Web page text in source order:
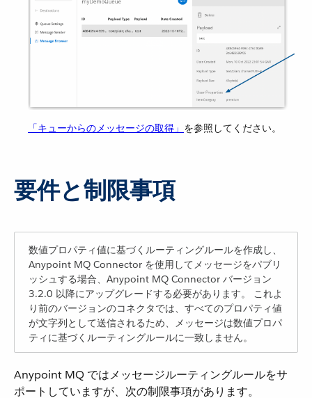
「キューからのメッセージの取得」 ​を参照してください。
要件と制限事項
数値プロパティ値に基づくルーティングルールを作成し、
Anypoint MQ Connector を使用してメッセージをパブリ
ッシュする場合、Anypoint MQ Connector バージョン
3.2.0 以降にアップグレードする必要があります。 これよ
り前のバージョンのコネクタでは、すべてのプロパティ値
が文字列として送信されるため、メッセージは数値プロパ
ティに基づくルーティングルールに一致しません。
Anypoint MQ ではメッセージルーティングルールをサ
ポートしていますが、次の制限事項があります。